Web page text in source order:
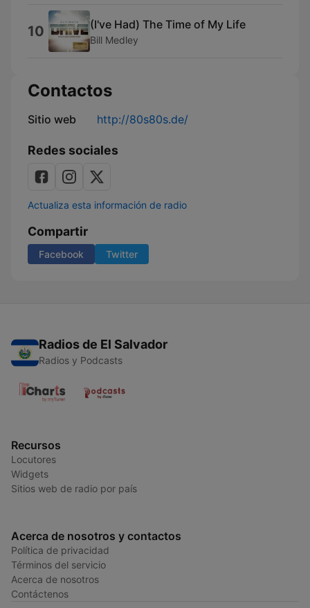
10 (I've Had) The Time of My Life
Bill Medley
Contactos
Sitio web http://80s80s.de/
Redes sociales
Actualiza esta información de radio
Compartir
Facebook Twitter
Radios de El Salvador
Radios y Podcasts
Recursos
Locutores
Widgets
Sitios web de radio por país
Acerca de nosotros y contactos
Política de privacidad
Términos del servicio
Acerca de nosotros
Contáctenos